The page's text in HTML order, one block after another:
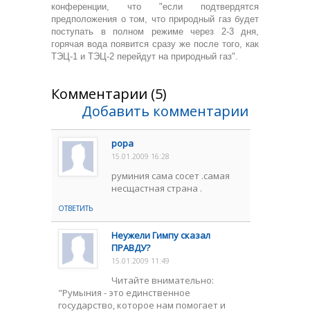
конференции, что "если подтвердятся
предположения о том, что природный газ будет
поступать в полном режиме через 2-3 дня,
горячая вода появится сразу же после того, как
ТЭЦ-1 и ТЭЦ-2 перейдут на природный газ".
Комментарии (5)
Добавить комментарии
popa
15.01.2009 16:28
руминия сама сосет .самая
несщастная страна .
ОТВЕТИТЬ
Неужели Гимпу сказал
ПРАВДУ?
15.01.2009 11:49
Читайте внимательно:
"Румыния - это единственное
государство, которое нам помогает и